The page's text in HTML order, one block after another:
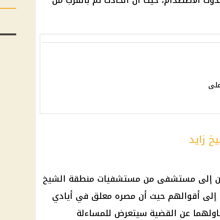
زايد
إلى مستشفى من مستشفيات منطقة الشيخ
إلى أقوالهم حيث أن مصره معلق في أيادي
عن القضية سيتعرض للمساءلة